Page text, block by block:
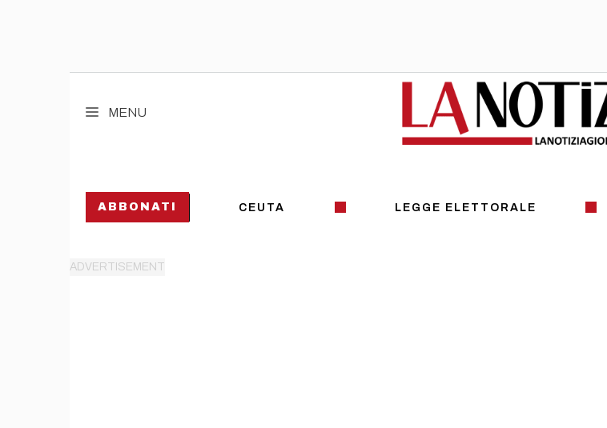
MENU
ABBONATI CEUTA LEGGE ELETTORALE